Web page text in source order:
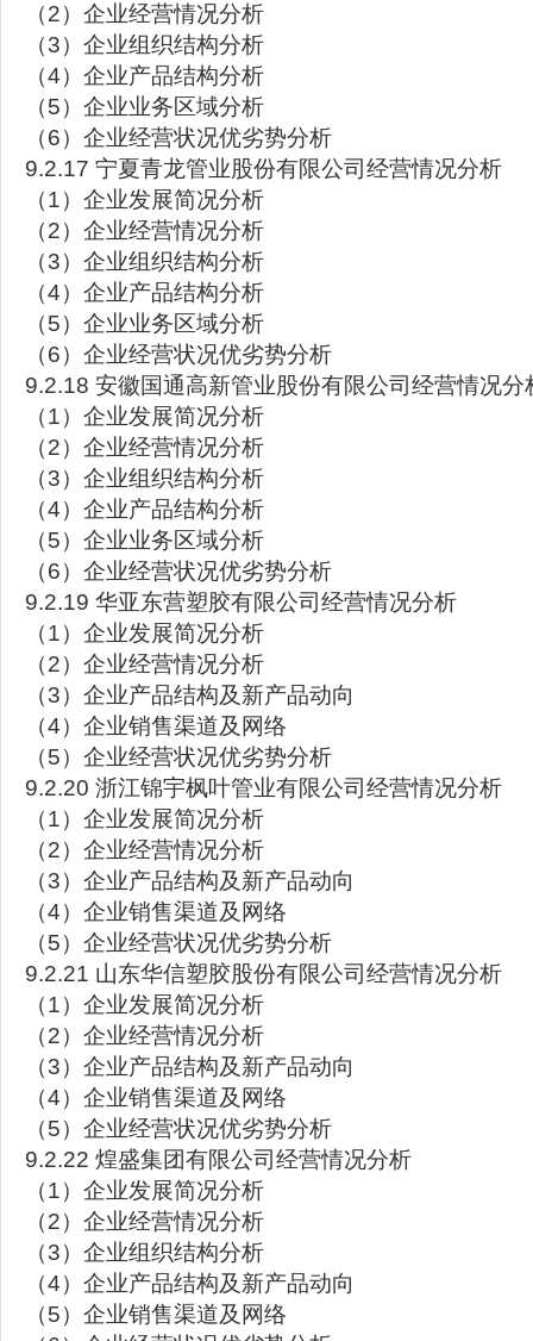
（2）企业经营情况分析
（3）企业组织结构分析
（4）企业产品结构分析
（5）企业业务区域分析
（6）企业经营状况优劣势分析
9.2.17 宁夏青龙管业股份有限公司经营情况分析
（1）企业发展简况分析
（2）企业经营情况分析
（3）企业组织结构分析
（4）企业产品结构分析
（5）企业业务区域分析
（6）企业经营状况优劣势分析
9.2.18 安徽国通高新管业股份有限公司经营情况分
（1）企业发展简况分析
（2）企业经营情况分析
（3）企业组织结构分析
（4）企业产品结构分析
（5）企业业务区域分析
（6）企业经营状况优劣势分析
9.2.19 华亚东营塑胶有限公司经营情况分析
（1）企业发展简况分析
（2）企业经营情况分析
（3）企业产品结构及新产品动向
（4）企业销售渠道及网络
（5）企业经营状况优劣势分析
9.2.20 浙江锦宇枫叶管业有限公司经营情况分析
（1）企业发展简况分析
（2）企业经营情况分析
（3）企业产品结构及新产品动向
（4）企业销售渠道及网络
（5）企业经营状况优劣势分析
9.2.21 山东华信塑胶股份有限公司经营情况分析
（1）企业发展简况分析
（2）企业经营情况分析
（3）企业产品结构及新产品动向
（4）企业销售渠道及网络
（5）企业经营状况优劣势分析
9.2.22 煌盛集团有限公司经营情况分析
（1）企业发展简况分析
（2）企业经营情况分析
（3）企业组织结构分析
（4）企业产品结构及新产品动向
（5）企业销售渠道及网络